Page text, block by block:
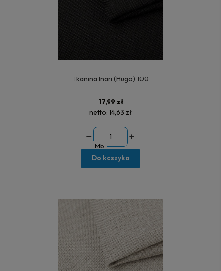
Tkanina Inari (Hugo) 100
17,99 zł
netto: 14,63 zł
Mb
Do koszyka